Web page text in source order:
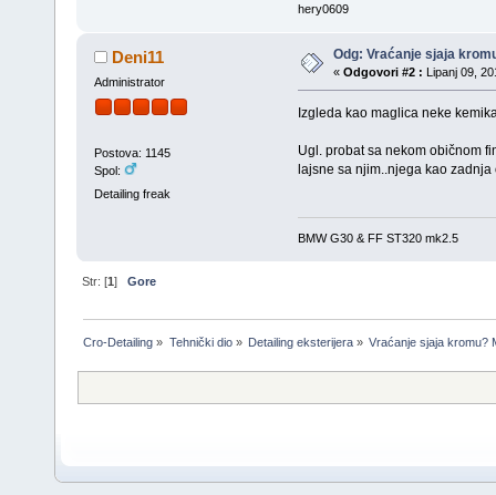
hery0609
Deni11
Administrator
Postova: 1145
Spol:
Detailing freak
Odg: Vraćanje sjaja
« Odgovori #2 : Lipanj 09,
Izgleda kao maglica neke
Ugl. probat sa nekom običnom
lajsne sa njim..njega kao zadnja
BMW G30 & FF ST320 mk2.5
Str: [1]Gore
Cro-Detailing » Tehnički dio» Detailing eksterijera» Vraćanje sjaja kromu?